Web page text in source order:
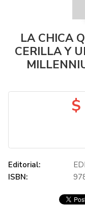
LA CHICA
CERILLA Y
$
Editorial:
ISBN: